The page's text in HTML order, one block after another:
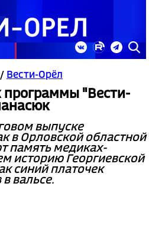
/ Вести-Орёл
программы "Вести-
выпуске
в Орловской областной
память медиках-
историю Георгиевской
синий платочек
вальсе.